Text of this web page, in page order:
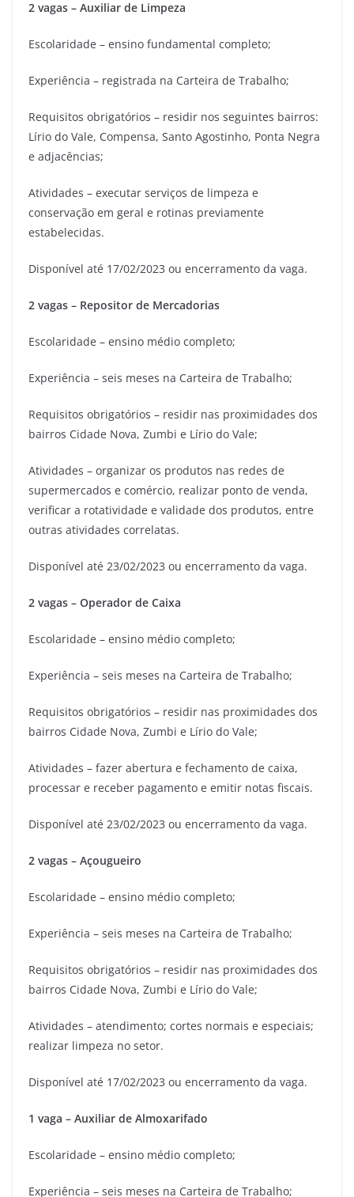
2 vagas – Auxiliar de Limpeza
Escolaridade – ensino fundamental completo;
Experiência – registrada na Carteira de Trabalho;
Requisitos obrigatórios – residir nos seguintes bairros:
Lírio do Vale, Compensa, Santo Agostinho, Ponta Negra
e adjacências;
Atividades – executar serviços de limpeza e
conservação em geral e rotinas previamente
estabelecidas.
Disponível até 17/02/2023 ou encerramento da vaga.
2 vagas – Repositor de Mercadorias
Escolaridade – ensino médio completo;
Experiência – seis meses na Carteira de Trabalho;
Requisitos obrigatórios – residir nas proximidades dos
bairros Cidade Nova, Zumbi e Lírio do Vale;
Atividades – organizar os produtos nas redes de
supermercados e comércio, realizar ponto de venda,
verificar a rotatividade e validade dos produtos, entre
outras atividades correlatas.
Disponível até 23/02/2023 ou encerramento da vaga.
2 vagas – Operador de Caixa
Escolaridade – ensino médio completo;
Experiência – seis meses na Carteira de Trabalho;
Requisitos obrigatórios – residir nas proximidades dos
bairros Cidade Nova, Zumbi e Lírio do Vale;
Atividades – fazer abertura e fechamento de caixa,
processar e receber pagamento e emitir notas fiscais.
Disponível até 23/02/2023 ou encerramento da vaga.
2 vagas – Açougueiro
Escolaridade – ensino médio completo;
Experiência – seis meses na Carteira de Trabalho;
Requisitos obrigatórios – residir nas proximidades dos
bairros Cidade Nova, Zumbi e Lírio do Vale;
Atividades – atendimento; cortes normais e especiais;
realizar limpeza no setor.
Disponível até 17/02/2023 ou encerramento da vaga.
1 vaga – Auxiliar de Almoxarifado
Escolaridade – ensino médio completo;
Experiência – seis meses na Carteira de Trabalho;